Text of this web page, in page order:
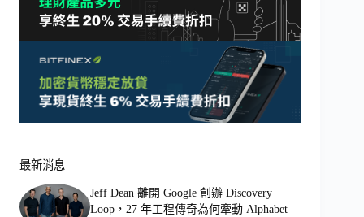
最新消息
Jeff Dean 離開 Google 創辦 Discovery
Loop，27 年工程傳奇為何牽動 Alphabet